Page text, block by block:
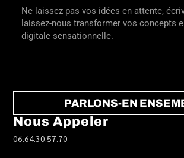
Nous Appeler
06.64.30.57.70
PARLONS-EN